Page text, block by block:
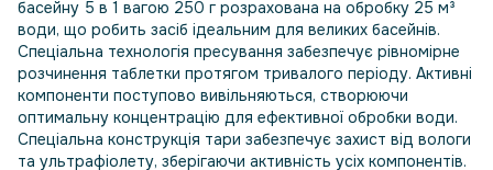
басейну 5 в 1 вагою 250 г розрахована на обробку 25 м³
води, що робить засіб ідеальним для великих басейнів.
Спеціальна технологія пресування забезпечує рівномірне
розчинення таблетки протягом тривалого періоду. Активні
компоненти поступово вивільняються, створюючи
оптимальну концентрацію для ефективної обробки води.
Спеціальна конструкція тари забезпечує захист від вологи
та ультрафіолету, зберігаючи активність усіх компонентів.